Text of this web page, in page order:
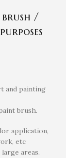
brush /
and painting
brush.
application,
etc
areas.